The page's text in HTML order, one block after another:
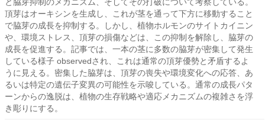
頂芽はオーキシンを生成し、これが茎を通って下方に移動すること
で脇芽の成長を抑制する。しかし、植物ホルモンのサイトカイニン
や、環境ストレス、頂芽の損傷などは、この抑制を解除し、脇芽の
成長を促進する。記事では、一本の茎に多数の脇芽が密集して発生
している様子 observedされ、これは通常の頂芽優勢と矛盾するよ
うに見える。密集した脇芽は、頂芽の喪失や環境変化への応答、あ
るいは特定の遺伝子変異の可能性を示唆している。通常の成長パタ
ーンからの逸脱は、植物の生存戦略や適応メカニズムの複雑さを浮
き彫りにする。